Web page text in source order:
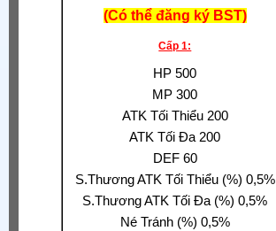
(Có thể đăng ký BST)
Cấp 1:
HP 500
MP 300
ATK Tối Thiểu 200
ATK Tối Đa 200
DEF 60
S.Thương ATK Tối Thiểu (%) 0,5%
S.Thương ATK Tối Đa (%) 0,5%
Né Tránh (%) 0,5%